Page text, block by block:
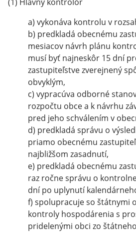
a) vykonáva kontrolu v
b) predkladá obecnému
mesiacov návrh plánu
musí byť najneskôr 15 dní
zastupiteľstve zverejnený
obvyklým,
c) vypracúva odborné
rozpočtu obce a k návrhu
pred jeho schválením v
d) predkladá správu o
priamo obecnému
najbližšom zasadnutí,
e) predkladá obecnému
raz ročne správu o
dní po uplynutí
f) spolupracuje so štátnymi
kontroly hospodárenia s
pridelenými obci zo